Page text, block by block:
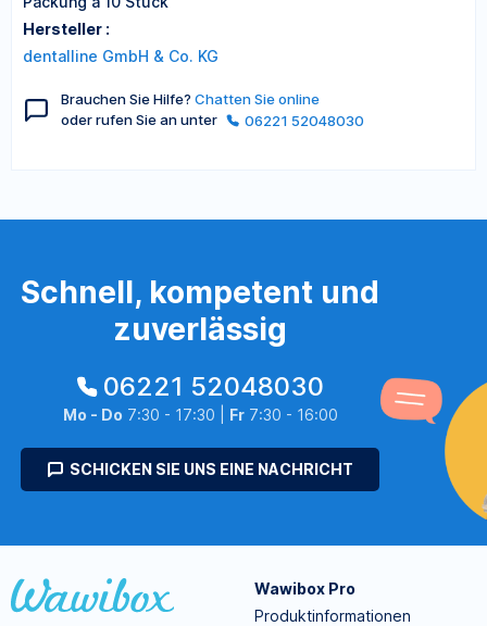
Hersteller :
dentalline GmbH & Co. KG
Brauchen Sie Hilfe? Chatten Sie online
oder rufen Sie an unter
06221 52048030
Schnell, kompetent und
zuverlässig
06221 52048030
Mo - Do 7:30 - 17:30 | Fr7:30 - 16:00
SCHICKEN SIE UNS EINE NACHRICHT
Wawibox Pro
Produktinformationen